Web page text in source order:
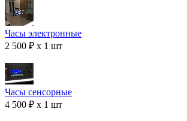
Часы электронные
2 500 ₽ x 1 шт
Часы сенсорные
4 500 ₽ x 1 шт